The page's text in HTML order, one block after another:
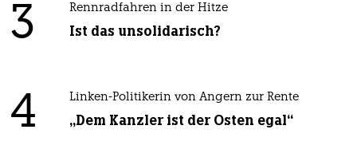
3 Rennradfahren in der Hitze
Ist das unsolidarisch?
4 Linken-Politikerin von Angern zur Rente
„Dem Kanzler ist der Osten egal“